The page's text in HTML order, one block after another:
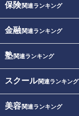
保険関連ランキング
金融関連ランキング
塾関連ランキング
スクール関連ランキング
美容関連ランキング